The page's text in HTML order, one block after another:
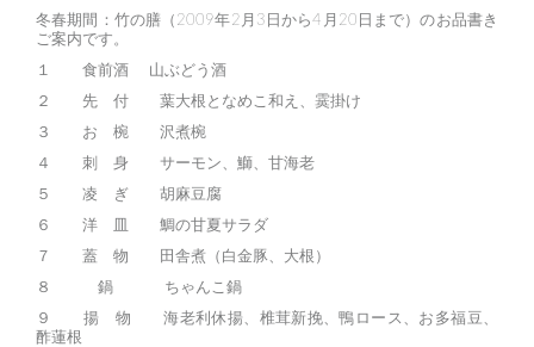
冬春期間：竹の膳（2009年2月3日から4月20日まで）のお品書き
ご案内です。
１ 食前酒 山ぶどう酒
２ 先 付 葉大根となめこ和え、霙掛け
３ お 椀 沢煮椀
４ 刺 身 サーモン、鰤、甘海老
５ 凌 ぎ 胡麻豆腐
６ 洋 皿 鯛の甘夏サラダ
７ 蓋 物 田舎煮（白金豚、大根）
８ 鍋 ちゃんこ鍋
９ 揚 物 海老利休揚、椎茸新挽、鴨ロース、お多福豆、
酢蓮根